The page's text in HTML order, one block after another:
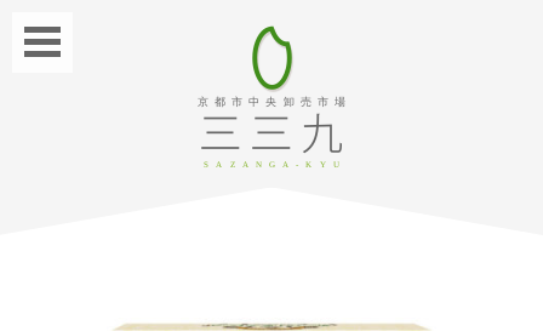
京都市中央卸売市場
SAZANGA-KYU